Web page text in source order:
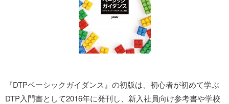
『DTPベーシックガイダンス』の初版は、初心者が初めて学ぶ
DTP入門書として2016年に発刊し、新入社員向け参考書や学校